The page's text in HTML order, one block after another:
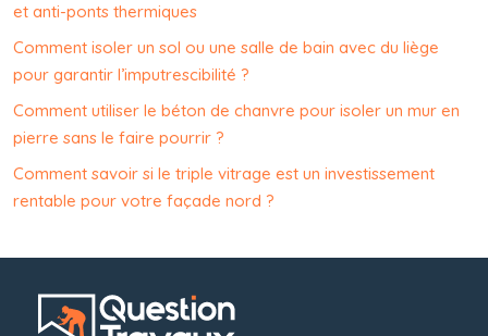
et anti-ponts thermiques
Comment isoler un sol ou une salle de bain avec du liège
pour garantir l’imputrescibilité ?
Comment utiliser le béton de chanvre pour isoler un mur en
pierre sans le faire pourrir ?
Comment savoir si le triple vitrage est un investissement
rentable pour votre façade nord ?